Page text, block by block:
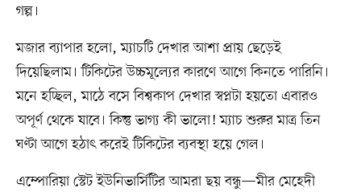
গল্প।
মজার ব্যাপার হলো, ম্যাচটি দেখার আশা প্রায় ছেড়েই
দিয়েছিলাম। টিকিটের উচ্চমূল্যের কারণে আগে কিনতে পারিনি।
মনে হচ্ছিল, মাঠে বসে বিশ্বকাপ দেখার স্বপ্নটা হয়তো এবারও
অপূর্ণ থেকে যাবে। কিন্তু ভাগ্য কী ভালো! ম্যাচ শুরুর মাত্র তিন
ঘণ্টা আগে হঠাৎ করেই টিকিটের ব্যবস্থা হয়ে গেল।
এম্পোরিয়া স্টেট ইউনিভার্সিটির আমরা ছয় বন্ধু—মীর মেহেদী